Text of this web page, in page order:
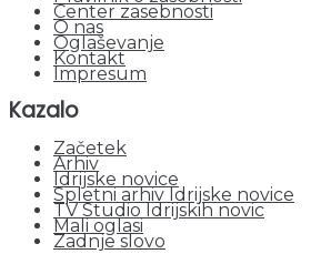
Center zasebnosti
O nas
Oglaševanje
Kontakt
Impresum
Kazalo
Začetek
Arhiv
Idrijske novice
Spletni arhiv Idrijske novice
TV Studio Idrijskih novic
Mali oglasi
Zadnje slovo